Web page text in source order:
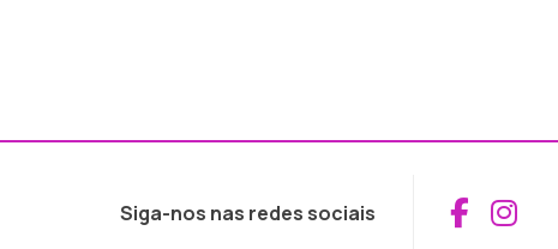
Siga-nos nas redes sociais